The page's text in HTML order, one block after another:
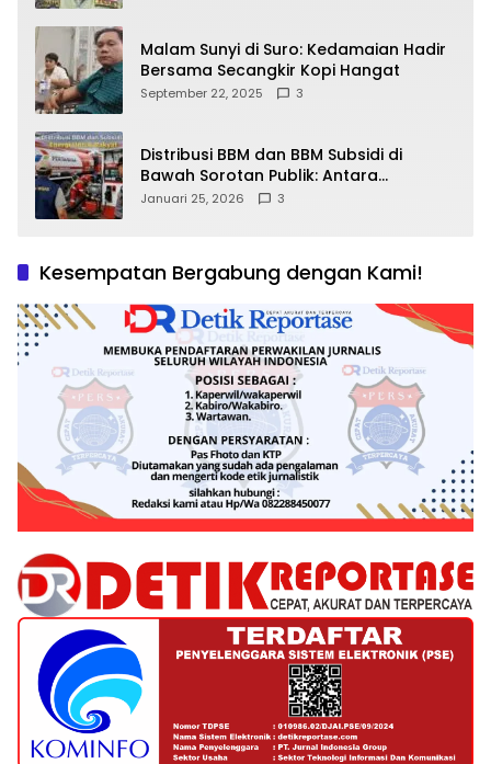
Malam Sunyi di Suro: Kedamaian Hadir
Bersama Secangkir Kopi Hangat
September 22, 2025 3
Distribusi BBM dan BBM Subsidi di
Bawah Sorotan Publik: Antara
Kepentingan Negara, Hak Konsumen,
Januari 25, 2026 3
Kesempatan Bergabung dengan Kami!